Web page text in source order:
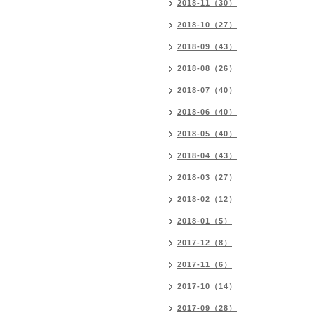
2018-11（30）
2018-10（27）
2018-09（43）
2018-08（26）
2018-07（40）
2018-06（40）
2018-05（40）
2018-04（43）
2018-03（27）
2018-02（12）
2018-01（5）
2017-12（8）
2017-11（6）
2017-10（14）
2017-09（28）